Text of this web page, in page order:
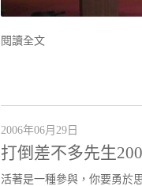
閱讀全文
2006年06月29日
打倒差不多先生
活著是一種參與，你要勇於